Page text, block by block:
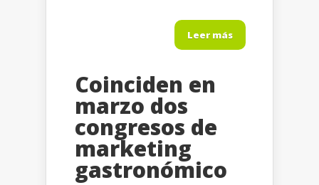
Leer más
Coinciden en
marzo dos
congresos de
marketing
gastronómico